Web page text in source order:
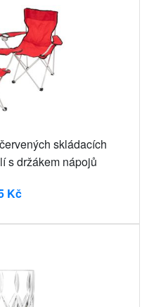
skládacích
s držákem nápojů
Kč